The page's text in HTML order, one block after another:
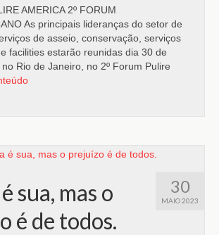
AMERICA 2º FORUM
As principais lideranças do setor de
de asseio, conservação, serviços
facilities estarão reunidas dia 30 de
Rio de Janeiro, no 2º Forum Pulire
30
MAIO 2023
sua, mas o
é de todos.